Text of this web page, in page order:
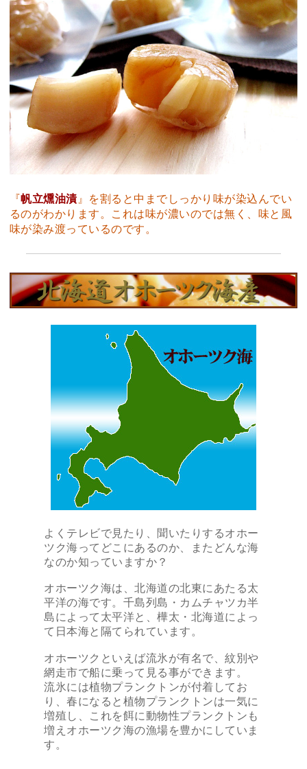
『帆立燻油漬』を割ると中までしっかり味が染込んでい
るのがわかります。これは味が濃いのでは無く、味と風
味が染み渡っているのです。
よくテレビで見たり、聞いたりするオホー
ツク海ってどこにあるのか、またどんな海
なのか知っていますか？
オホーツク海は、北海道の北東にあたる太
平洋の海です。千島列島・カムチャツカ半
島によって太平洋と、樺太・北海道によっ
て日本海と隔てられています。
オホーツクといえば流氷が有名で、紋別や
網走市で船に乗って見る事ができます。
流氷には植物プランクトンが付着してお
り、春になると植物プランクトンは一気に
増殖し、これを餌に動物性プランクトンも
増えオホーツク海の漁場を豊かにしていま
す。